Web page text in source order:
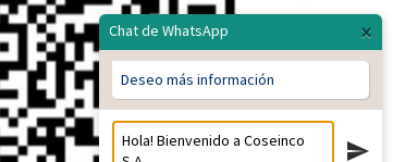
Chat de WhatsApp ×
Deseo más información